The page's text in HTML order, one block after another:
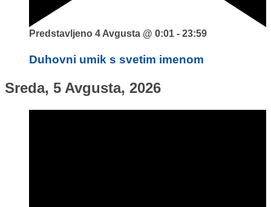
Predstavljeno 4 Avgusta @ 0:01 - 23:59
Duhovni umik s svetim imenom
Sreda, 5 Avgusta, 2026